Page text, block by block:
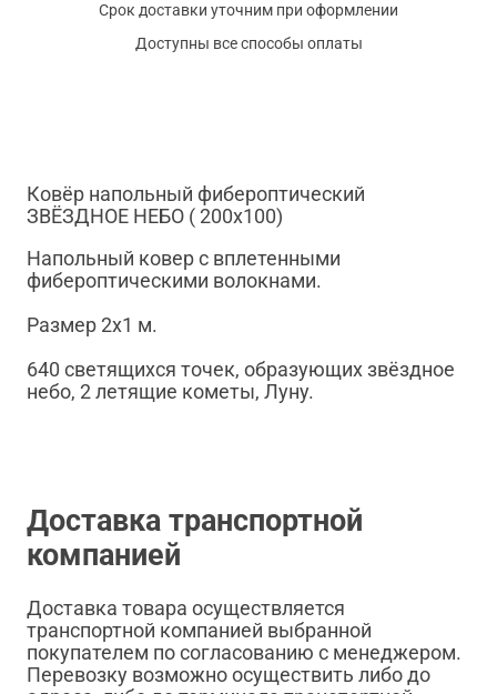
Срок доставки уточним при оформлении
Доступны все способы оплаты
Ковёр напольный фибероптический
ЗВЁЗДНОЕ НЕБО ( 200х100)
Напольный ковер с вплетенными
фибероптическими волокнами.
Размер 2х1 м.
640 светящихся точек, образующих звёздное
небо, 2 летящие кометы, Луну.
Доставка транспортной
компанией
Доставка товара осуществляется
транспортной компанией выбранной
покупателем по согласованию с менеджером.
Перевозку возможно осуществить либо до